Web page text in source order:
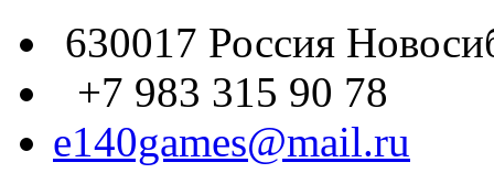
630017 Россия
+7 983 315 90 78
e140games@mail.ru